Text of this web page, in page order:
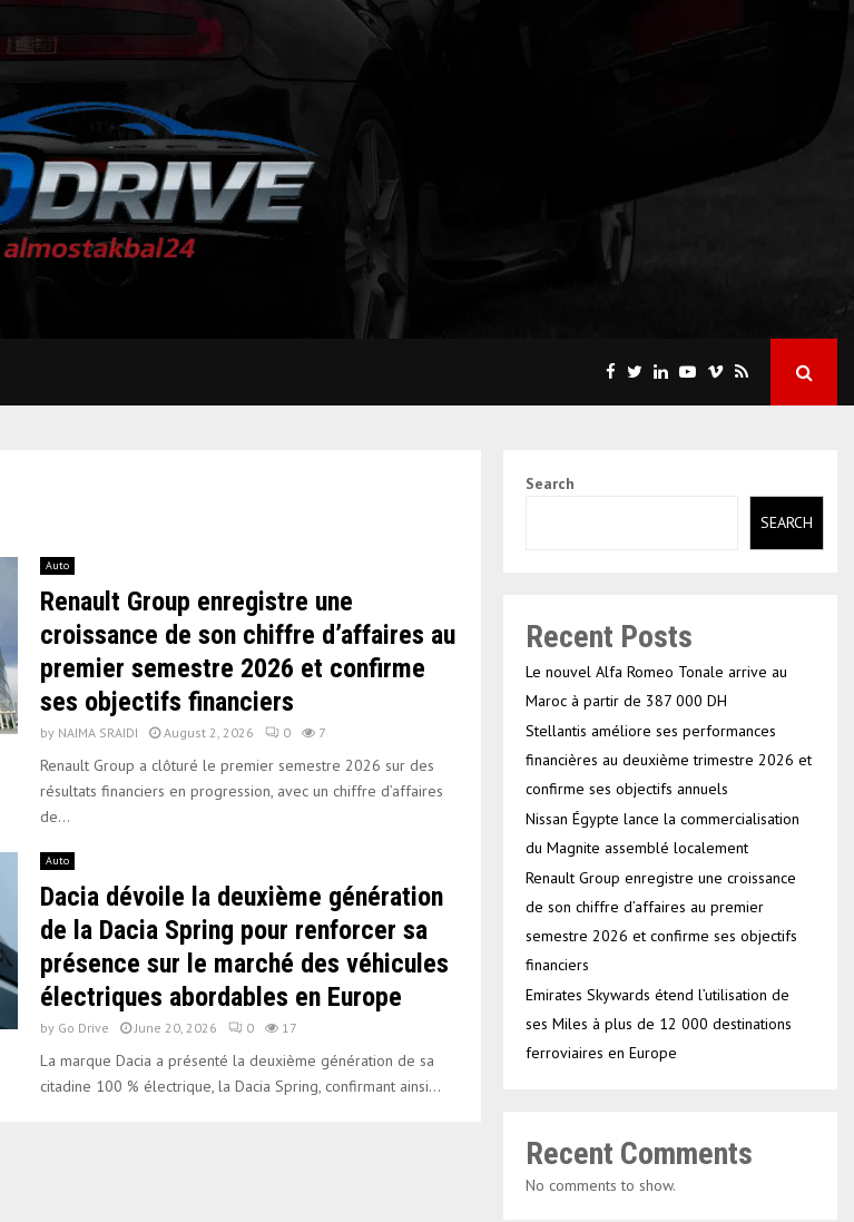
Auto
Renault Group enregistre une
croissance de son chiffre d’affaires au
premier semestre 2026 et confirme
ses objectifs financiers
by NAIMA SRAIDI August 2, 2026 0 7
Renault Group a clôturé le premier semestre 2026 sur des
résultats financiers en progression, avec un chiffre d’affaires
de...
Auto
Dacia dévoile la deuxième génération
de la Dacia Spring pour renforcer sa
présence sur le marché des véhicules
électriques abordables en Europe
by Go Drive June 20, 2026 0 17
La marque Dacia a présenté la deuxième génération de sa
citadine 100 % électrique, la Dacia Spring, confirmant ainsi...
Search
SEARCH
Recent Posts
Le nouvel Alfa Romeo Tonale arrive au
Maroc à partir de 387 000 DH
Stellantis améliore ses performances
financières au deuxième trimestre 2026 et
confirme ses objectifs annuels
Nissan Égypte lance la commercialisation
du Magnite assemblé localement
Renault Group enregistre une croissance
de son chiffre d’affaires au premier
semestre 2026 et confirme ses objectifs
financiers
Emirates Skywards étend l’utilisation de
ses Miles à plus de 12 000 destinations
ferroviaires en Europe
Recent Comments
No comments to show.